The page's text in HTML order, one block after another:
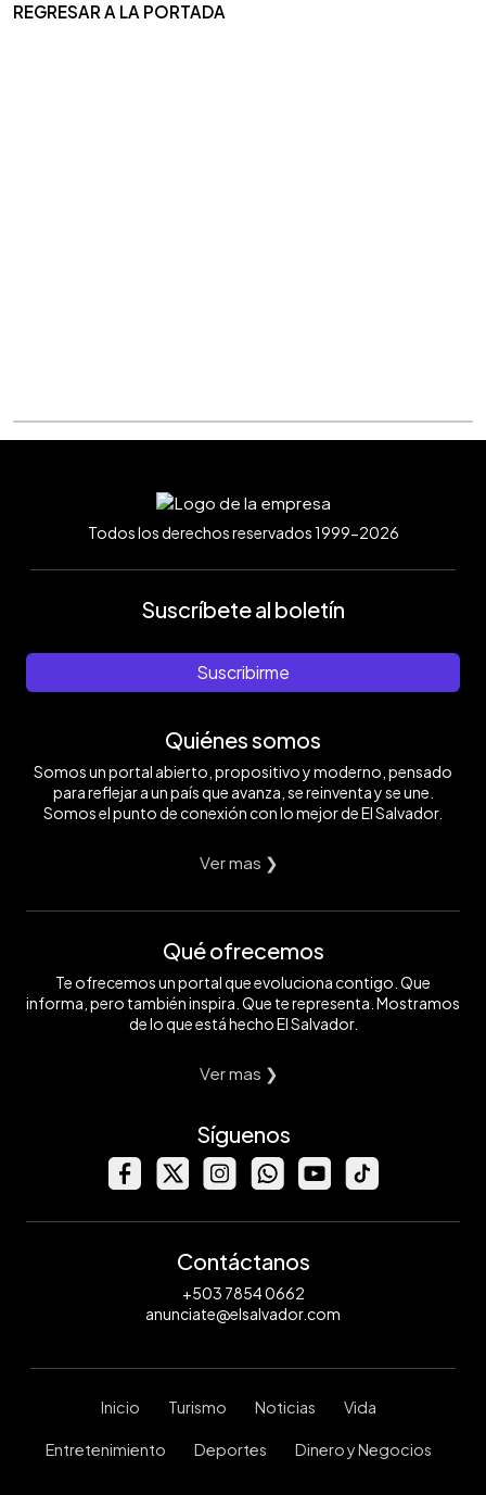
REGRESAR A LA PORTADA
Todos los derechos reservados 1999-2026
Suscríbete al boletín
Suscribirme
Quiénes somos
Somos un portal abierto, propositivo y moderno, pensado
para reflejar a un país que avanza, se reinventa y se une.
Somos el punto de conexión con lo mejor de El Salvador.
Ver mas ❯
Qué ofrecemos
Te ofrecemos un portal que evoluciona contigo. Que
informa, pero también inspira. Que te representa. Mostramos
de lo que está hecho El Salvador.
Ver mas ❯
Síguenos
Contáctanos
+503 7854 0662
anunciate@elsalvador.com
Inicio Turismo Noticias Vida
Entretenimiento Deportes Dinero y Negocios